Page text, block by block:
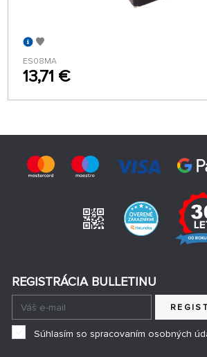
ES08MA
13,71 €
REGISTRÁCIA BULLETINU
Súhlasím so spracovaním osobných